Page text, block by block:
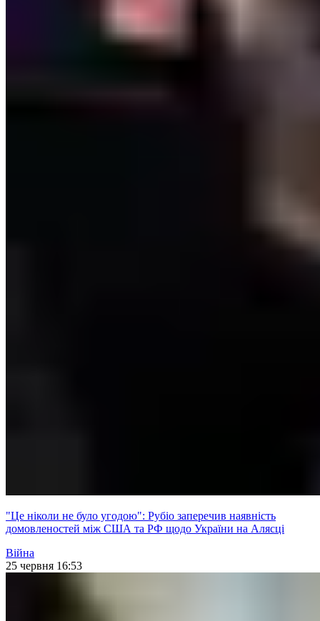
"Це ніколи не було угодою": Рубіо заперечив наявність
домовленостей між США та РФ щодо України на Алясці
Війна
25 червня 16:53